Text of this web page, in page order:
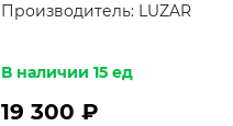
Производитель: LUZAR
В наличии 15 ед
19 300 ₽